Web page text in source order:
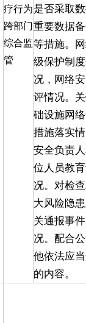
疗行为
跨部门
综合监
管
是否采取
重要数据
等措施。
级保护制
况，网络
评情况。
础设施网
措施落实
安全负责
位人员教
况。对检
大风险隐
关通报事
况。配合
他依法应
的内容。